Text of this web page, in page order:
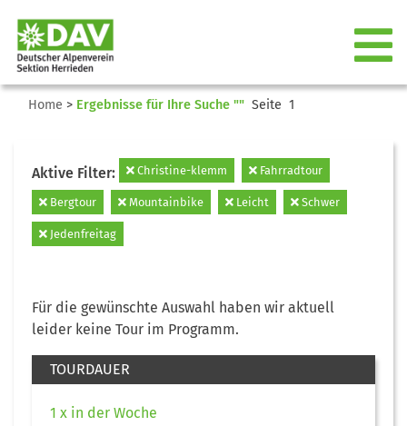
Home > Ergebnisse für Ihre Suche "" Seite 1
Aktive Filter: Christine-klemm Fahrradtour
Bergtour Mountainbike Leicht Schwer
Jedenfreitag
Für die gewünschte Auswahl haben wir aktuell
leider keine Tour im Programm.
TOURDAUER
1 x in der Woche